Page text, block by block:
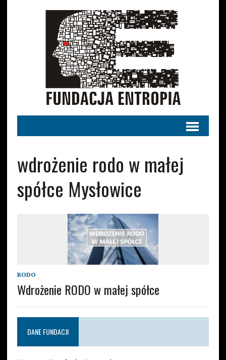
wdrożenie rodo w małej
spółce Mysłowice
RODO
Wdrożenie RODO w małej spółce
DANE FUNDACJI